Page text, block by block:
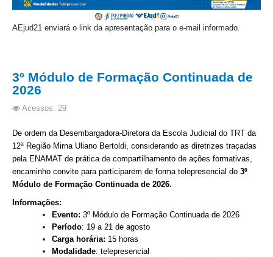
Governança
Governança das Contratações Obras
Laboratório de Inovação
Assessoria de Governança de Gestão de Pessoas
Sites Institucionais
Centro de Memória
Educação a distância
AEjud21 enviará o link da apresentação para o e-mail informado.
3º Módulo de Formação Continuada de
2026
Acessos: 29
De ordem da Desembargadora-Diretora da Escola Judicial do TRT da
12ª Região Mirna Uliano Bertoldi, considerando as diretrizes traçadas
pela ENAMAT de prática de compartilhamento de ações formativas,
encaminho convite para participarem de forma telepresencial do 3º
Módulo de Formação Continuada de 2026.
Informações:
Evento: 3º Módulo de Formação Continuada de 2026
Período: 19 a 21 de agosto
Carga horária: 15 horas
Modalidade: telepresencial